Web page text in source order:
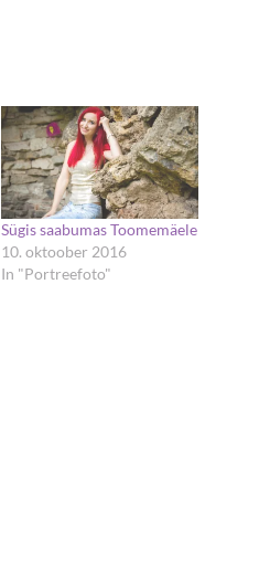
Sügis saabumas Toomemäele
10. oktoober 2016
In "Portreefoto"